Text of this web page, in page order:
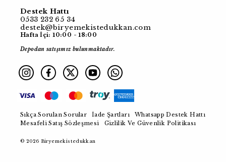
Destek Hattı
0533 232 65 34
destek@biryemekistedukkan.com
Hafta İçi: 10:00 - 18:00
Depodan satışımız bulunmaktadır.
© 2026 Biryemekistedukkan
Sıkça Sorulan Sorular İade Şartları
Whatsapp Destek Hattı
Mesafeli Satış Sözleşmesi
Gizlilik Ve Güvenlik Politikası